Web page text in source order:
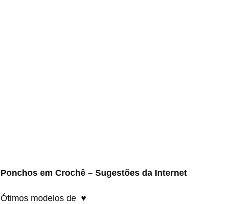
Ponchos em Crochê – Sugestões da Internet
Ótimos modelos de ♥